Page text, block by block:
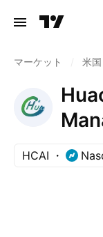
マーケット 米国
HCAI